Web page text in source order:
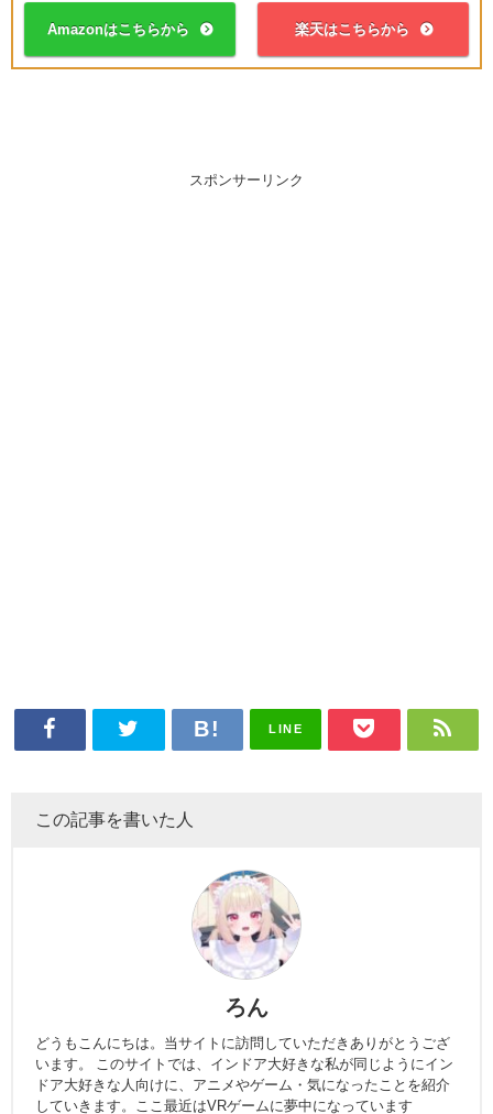
Amazonはこちらから 楽天はこちらから
スポンサーリンク
LINE
この記事を書いた人
ろん
どうもこんにちは。当サイトに訪問していただきありがとうござ
います。 このサイトでは、インドア大好きな私が同じようにイン
ドア大好きな人向けに、アニメやゲーム・気になったことを紹介
していきます。ここ最近はVRゲームに夢中になっています